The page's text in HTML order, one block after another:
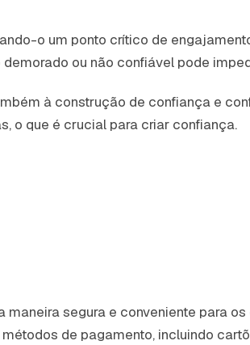
o um ponto crítico de
ou não confiável pode
à construção de confiança e
o que é crucial para criar confiança.
segura e conveniente para
de pagamento, incluindo